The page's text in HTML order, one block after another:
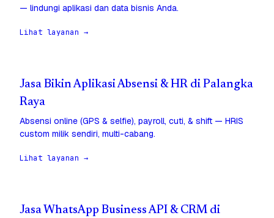
— lindungi aplikasi dan data bisnis Anda.
Lihat layanan →
Jasa Bikin Aplikasi Absensi & HR di Palangka
Raya
Absensi online (GPS & selfie), payroll, cuti, & shift — HRIS
custom milik sendiri, multi-cabang.
Lihat layanan →
Jasa WhatsApp Business API & CRM di